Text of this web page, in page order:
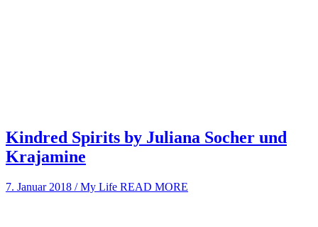
Kindred Spirits by Juliana Socher und
Krajamine
7. Januar 2018 /My Life READ MORE